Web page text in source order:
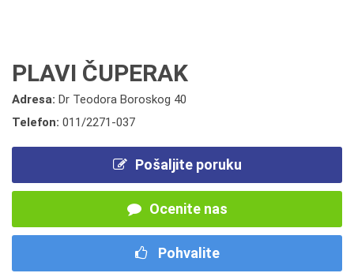
PLAVI ČUPERAK
Adresa: Dr Teodora Boroskog 40
Telefon: 011/2271-037
Pošaljite poruku
Ocenite nas
Pohvalite